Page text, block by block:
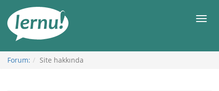
Görüntüleme
Forum: Site hakkında